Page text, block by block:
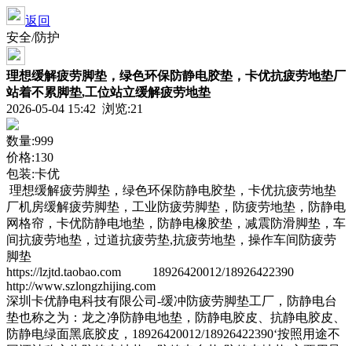
返回
安全/防护
理想缓解疲劳脚垫，绿色环保防静电胶垫，卡优抗疲劳地垫厂
站着不累脚垫,工位站立缓解疲劳地垫
2026-05-04 15:42 浏览:21
数量:999
价格:130
包装:卡优
理想缓解疲劳脚垫，绿色环保防静电胶垫，卡优抗疲劳地垫
厂机房缓解疲劳脚垫，工业防疲劳脚垫，防疲劳地垫，防静电
网格帘，卡优防静电地垫，防静电橡胶垫，减震防滑脚垫，车
间抗疲劳地垫，过道抗疲劳垫,抗疲劳地垫，操作车间防疲劳
脚垫
https://lzjtd.taobao.com 18926420012/18926422390
http://www.szlongzhijing.com
深圳卡优静电科技有限公司-缓冲防疲劳脚垫工厂，防静电台
垫也称之为：龙之净防静电地垫，防静电胶皮、抗静电胶皮、
防静电绿面黑底胶皮，18926420012/18926422390‘按照用途不